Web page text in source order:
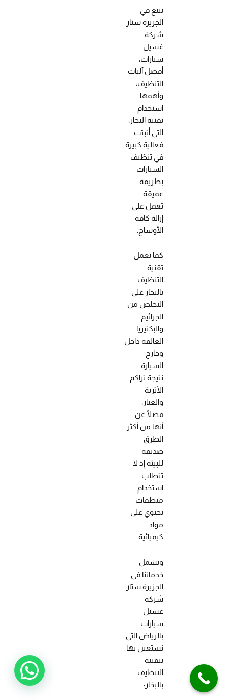
نتبع في
الجزيرة ستار
شركة
غسيل
سيارات،
أفضل آليات
التنظيف،
وأهمها
استخدام
تقنية البخار،
التي أثبتت
فعالية كبيرة
في تنظيف
السيارات
بطريقة
عميقة
تعمل على
إزالة كافة
الأوساخ.
كما تعمل
تقنية
التنظيف
بالبخار على
التخلص من
الجراثيم
والبكتيريا
العالقة داخل
وخارج
السيارة
نتيجة تراكم
الأتربة
والغبار،
فضلًا عن
أنها من أكثر
الطرق
صديقة
للبيئة إذ لا
تتطلب
استخدام
منظفات
تحتوي على
مواد
كيميائية.
وتشمل
خدماتنا في
الجزيرة ستار
شركة
غسيل
سيارات
بالرياض التي
نستعين بها
بتقنية
التنظيف
بالبخار: